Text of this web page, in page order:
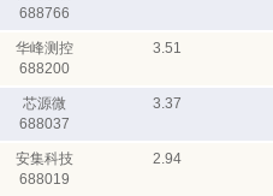
688766
华峰测控
688200
3.51
芯源微
688037
3.37
安集科技
688019
2.94